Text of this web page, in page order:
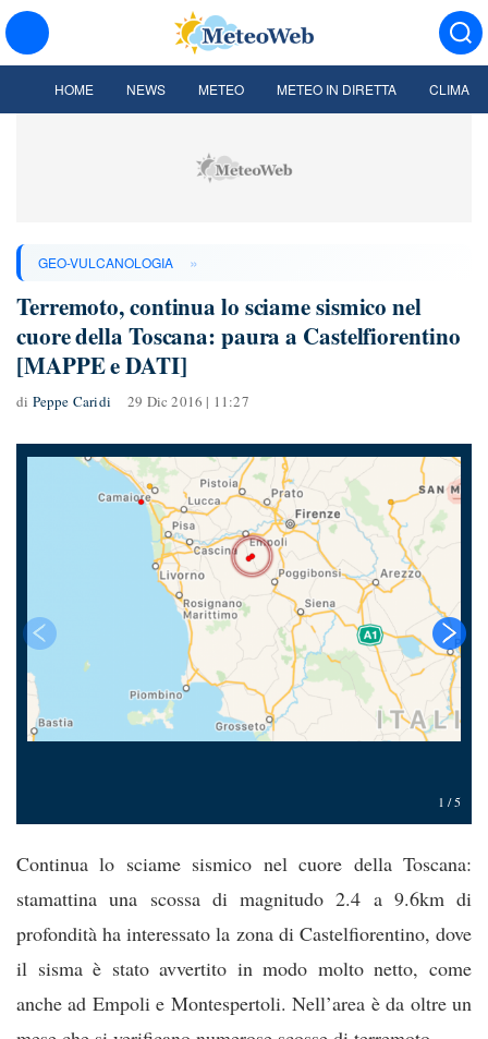
HOME NEWS METEO METEO IN DIRETTA CLIMA
GEO-VULCANOLOGIA »
Terremoto, continua lo sciame sismico nel
cuore della Toscana: paura a Castelfiorentino
[MAPPE e DATI]
di Peppe Caridi 29 Dic 2016 | 11:27
1 /5
Continua lo sciame sismico nel cuore della Toscana:
stamattina una scossa di magnitudo 2.4 a 9.6km di
profondità ha interessato la zona di Castelfiorentino, dove
il sisma è stato avvertito in modo molto netto, come
anche ad Empoli e Montespertoli. Nell’area è da oltre un